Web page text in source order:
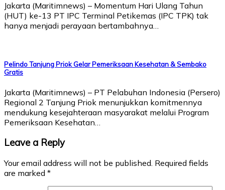
Jakarta (Maritimnews) – Momentum Hari Ulang Tahun
(HUT) ke-13 PT IPC Terminal Petikemas (IPC TPK) tak
hanya menjadi perayaan bertambahnya…
Pelindo Tanjung Priok Gelar Pemeriksaan Kesehatan & Sembako
Gratis
Jakarta (Maritimnews) – PT Pelabuhan Indonesia (Persero)
Regional 2 Tanjung Priok menunjukkan komitmennya
mendukung kesejahteraan masyarakat melalui Program
Pemeriksaan Kesehatan…
Leave a Reply
Your email address will not be published. Required fields
are marked *